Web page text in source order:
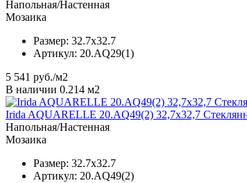
Напольная/Настенная
Мозаика
Размер: 32.7x32.7
Артикул: 20.AQ29(1)
5 541 руб./м2
В наличии 0.214 м2
Irida AQUARELLE 20.AQ49(2) 32,7x32,7
Напольная/Настенная
Мозаика
Размер: 32.7x32.7
Артикул: 20.AQ49(2)